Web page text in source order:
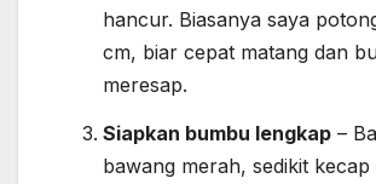
hancur. Biasanya saya
cm, biar cepat matang dan
meresap.
Siapkan bumbu lengkap –
bawang merah, sedikit kecap